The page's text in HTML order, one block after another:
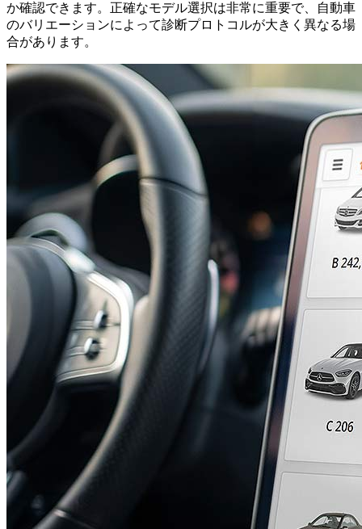
か確認できます。正確なモデル選択は非常に重要で、自動車
のバリエーションによって診断プロトコルが大きく異なる場
合があります。